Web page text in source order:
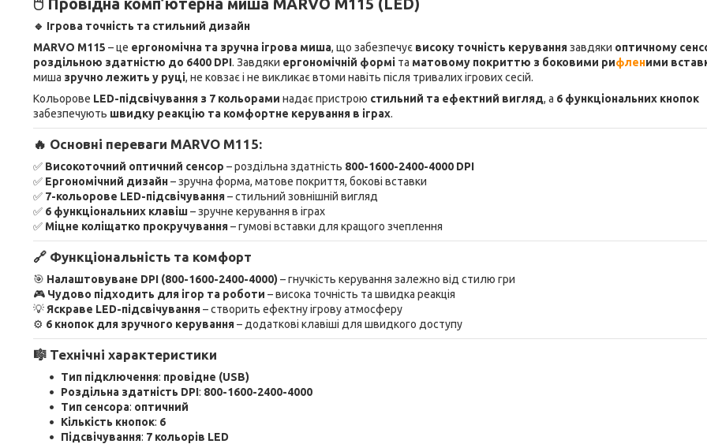
🖱️ Провідна комп’ютерна миша MARVO M115 (LED)
🔹 Ігрова точність та стильний дизайн
MARVO M115 – це ергономічна та зручна ігрова миша, що забезпечує високу точність керуваннязавдяки оптичному
роздільною здатністю до 6400 DPI. Завдяки ергономічній формі та матовому покриттю з боковими рифленими
миша зручно лежить у руці, не ковзає і не викликає втоми навіть після тривалих ігрових сесій.
Кольорове LED-підсвічування з 7 кольорами надає пристрою стильний та ефектний вигляд, а 6 функціональних кнопок
забезпечують швидку реакцію та комфортне керування в іграх.
🔥 Основні переваги MARVO M115:
✅ Високоточний оптичний сенсор – роздільна здатність 800-1600-2400-4000 DPI
✅ Ергономічний дизайн– зручна форма, матове покриття, бокові вставки
✅ 7-кольорове LED-підсвічування– стильний зовнішній вигляд
✅ 6 функціональних клавіш– зручне керування в іграх
✅ Міцне коліщатко прокручування– гумові вставки для кращого зчеплення
🔗 Функціональність та комфорт
🎯 Налаштовуване DPI (800-1600-2400-4000) – гнучкість керування залежно від стилю гри
🎮 Чудово підходить для ігор та роботи – висока точність та швидка реакція
💡 Яскраве LED-підсвічування– створить ефектну ігрову атмосферу
⚙️ 6 кнопок для зручного керування– додаткові клавіші для швидкого доступу
🎼 Технічні характеристики
Тип підключення: провідне (USB)
Роздільна здатність DPI: 800-1600-2400-4000
Тип сенсора: оптичний
Кількість кнопок: 6
Підсвічування: 7 кольорів LED